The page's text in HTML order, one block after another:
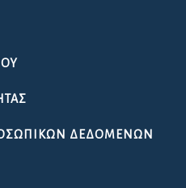
ΔΕΔΟΜΕΝΩΝ